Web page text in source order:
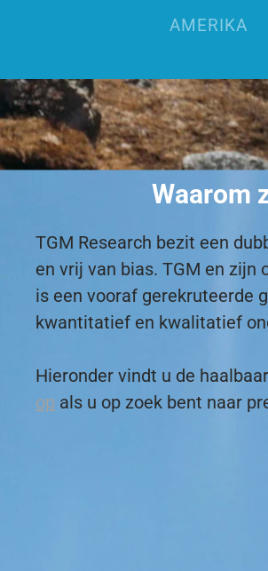
AMERIKA
Waarom
TGM Research bezit een
en vrij van bias. TGM en
is een vooraf gerekruteerde
kwantitatief en kwalitatief
Hieronder vindt u de
op als u op zoek bent naar